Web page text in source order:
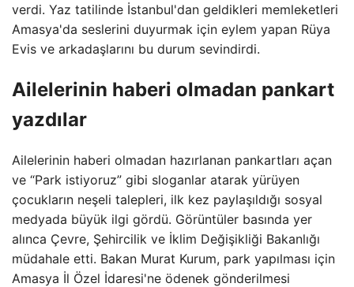
verdi. Yaz tatilinde İstanbul'dan geldikleri memleketleri
Amasya'da seslerini duyurmak için eylem yapan Rüya
Evis ve arkadaşlarını bu durum sevindirdi.
Ailelerinin haberi olmadan pankart
yazdılar
Ailelerinin haberi olmadan hazırlanan pankartları açan
ve “Park istiyoruz” gibi sloganlar atarak yürüyen
çocukların neşeli talepleri, ilk kez paylaşıldığı sosyal
medyada büyük ilgi gördü. Görüntüler basında yer
alınca Çevre, Şehircilik ve İklim Değişikliği Bakanlığı
müdahale etti. Bakan Murat Kurum, park yapılması için
Amasya İl Özel İdaresi'ne ödenek gönderilmesi